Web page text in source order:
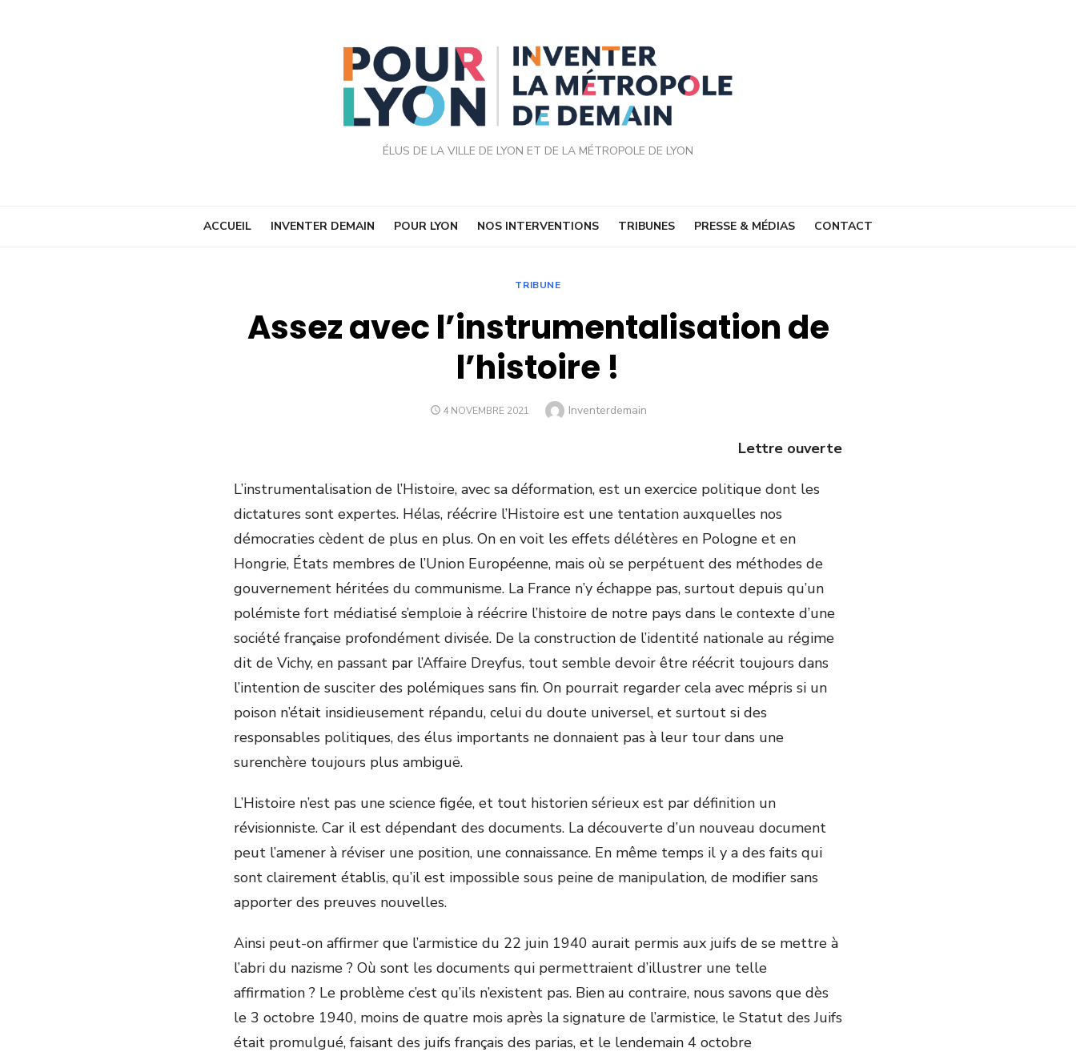
ÉLUS DE LA VILLE DE LYON ET DE LA MÉTROPOLE DE LYON
ACCUEIL INVENTER DEMAIN POUR LYON NOS INTERVENTIONS TRIBUNES PRESSE & MÉDIAS CONTACT
TRIBUNE
Assez avec l’instrumentalisation de
l’histoire !
POSTED
4 NOVEMBRE 2021 Author
Inventerdemain
Lettre ouverte
L’instrumentalisation de l’Histoire, avec sa déformation, est un exercice politique dont les
dictatures sont expertes. Hélas, réécrire l’Histoire est une tentation auxquelles nos
démocraties cèdent de plus en plus. On en voit les effets délétères en Pologne et en
Hongrie, États membres de l’Union Européenne, mais où se perpétuent des méthodes de
gouvernement héritées du communisme. La France n’y échappe pas, surtout depuis qu’un
polémiste fort médiatisé s’emploie à réécrire l’histoire de notre pays dans le contexte d’une
société française profondément divisée. De la construction de l’identité nationale au régime
dit de Vichy, en passant par l’Affaire Dreyfus, tout semble devoir être réécrit toujours dans
l’intention de susciter des polémiques sans fin. On pourrait regarder cela avec mépris si un
poison n’était insidieusement répandu, celui du doute universel, et surtout si des
responsables politiques, des élus importants ne donnaient pas à leur tour dans une
surenchère toujours plus ambiguë.
L’Histoire n’est pas une science figée, et tout historien sérieux est par définition un
révisionniste. Car il est dépendant des documents. La découverte d’un nouveau document
peut l’amener à réviser une position, une connaissance. En même temps il y a des faits qui
sont clairement établis, qu’il est impossible sous peine de manipulation, de modifier sans
apporter des preuves nouvelles.
Ainsi peut-on affirmer que l’armistice du 22 juin 1940 aurait permis aux juifs de se mettre à
l’abri du nazisme ? Où sont les documents qui permettraient d’illustrer une telle
affirmation ? Le problème c’est qu’ils n’existent pas. Bien au contraire, nous savons que dès
le 3 octobre 1940, moins de quatre mois après la signature de l’armistice, le Statut des Juifs
était promulgué, faisant des juifs français des parias, et le lendemain 4 octobre